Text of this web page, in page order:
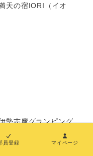
天の宿IORI（イオ
勢志摩グランピング
員登録 マイページ